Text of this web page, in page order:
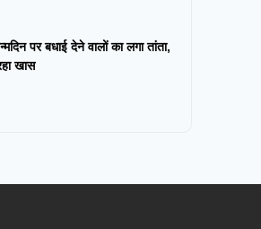
पर बधाई देने वालों का लगा तांता,
खास